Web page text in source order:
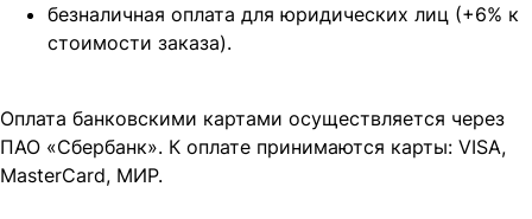
безналичная оплата для юридических лиц (+6% к
стоимости заказа).
Оплата банковскими картами осуществляется через
ПАО «Сбербанк». К оплате принимаются карты: VISA,
MasterCard, МИР.